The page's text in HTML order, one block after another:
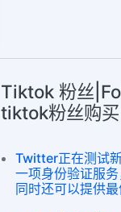
Tiktok 粉丝
tiktok粉丝购
Twitter正在测试
一项身份验证服
同时还可以提供